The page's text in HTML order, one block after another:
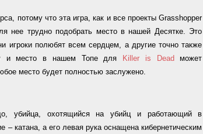
потому что эта игра, как и все проекты Grasshopper
нее трудно подобрать место в нашей Десятке. Это
игроки полюбят всем сердцем, а другие точно также
и место в нашем Топе для
Killer is Dead может
место будет полностью заслужено.
убийца, охотящийся на убийц и работающий в
катана, а его левая рука оснащена кибернетическим